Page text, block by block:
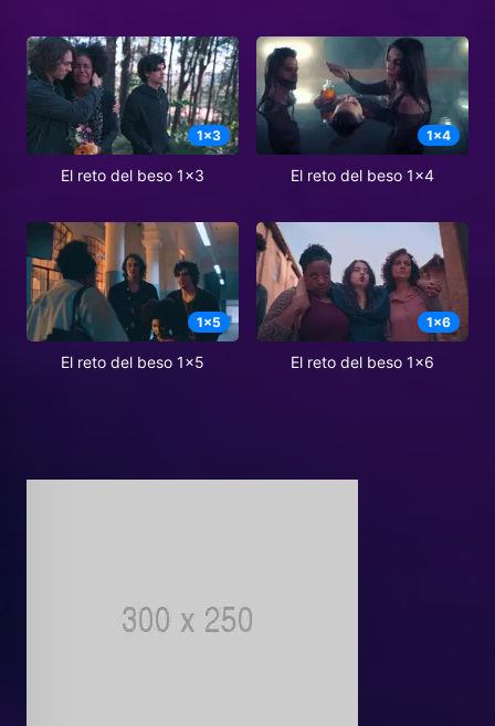
1x3
El reto del beso 1x3
1x4
El reto del beso 1x4
1x5
El reto del beso 1x5
1x6
El reto del beso 1x6